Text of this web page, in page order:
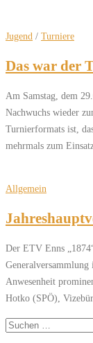
Jugend / Turniere
Das war der
Am Samstag, dem
Nachwuchs wieder
Turnierformats ist,
mehrmals zum
Allgemein
Der ETV Enns
Anwesenheit
Hotko (SPÖ),
Suchen